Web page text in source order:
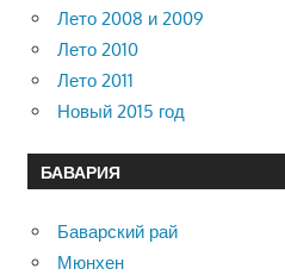
Лето 2008 и 2009
Лето 2010
Лето 2011
Новый 2015 год
БАВАРИЯ
Баварский рай
Мюнхен